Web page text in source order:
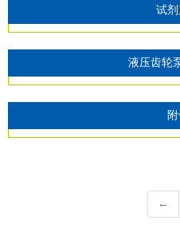
试
液压齿轮
←